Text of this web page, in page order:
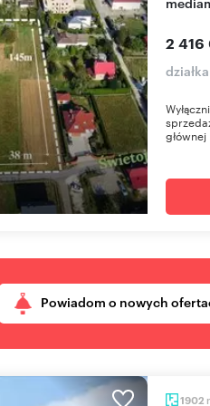
2 416
Powiadom o nowych
1902